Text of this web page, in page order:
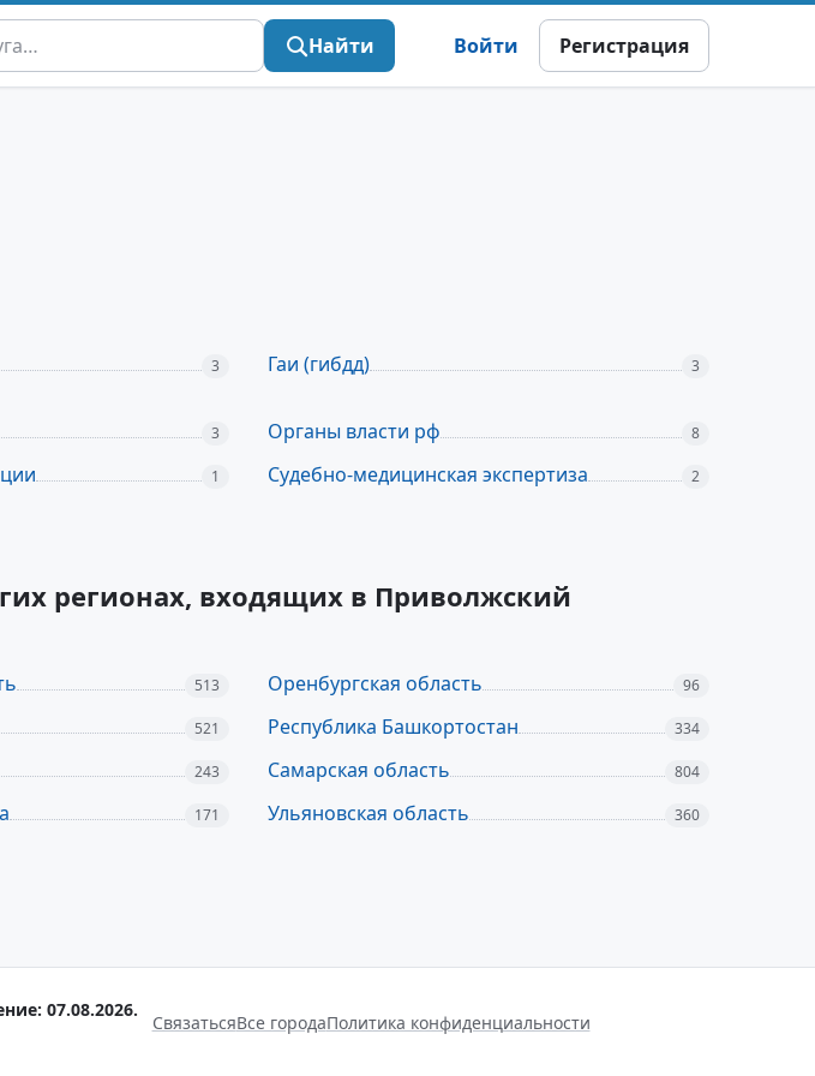
Найти Войти Регистрация
3 Гаи (гибдд) 3
3 Органы власти рф 8
1 Судебно-медицинская экспертиза 2
регионах, входящих в Приволжский
513 Оренбургская область 96
521 Республика Башкортостан 334
243 Самарская область 804
171 Ульяновская область 360
07.08.2026.
СвязатьсяВсе городаПолитика конфиденциальности